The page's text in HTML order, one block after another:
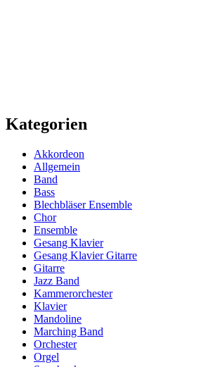
Kategorien
Akkordeon
Allgemein
Band
Bass
Blechbläser Ensemble
Chor
Ensemble
Gesang Klavier
Gesang Klavier Gitarre
Gitarre
Jazz Band
Kammerorchester
Klavier
Mandoline
Marching Band
Orchester
Orgel